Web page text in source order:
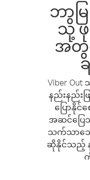
ဘာမ
သို့ ဖု
အတွ
Viber
နည်းနည်းဖ
ပြောနို
အဆင်ပြေ
သက်သာသော
ဆိုနိုင်သည့် န